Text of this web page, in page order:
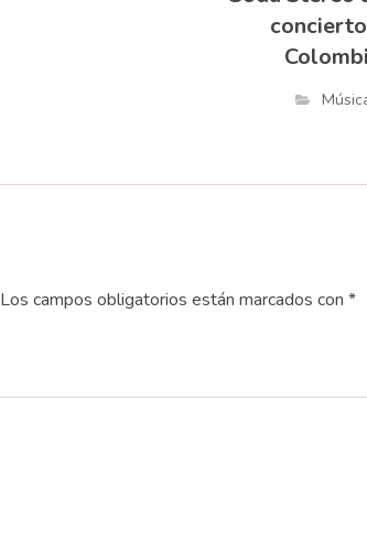
Los campos obligatorios están marcados con *